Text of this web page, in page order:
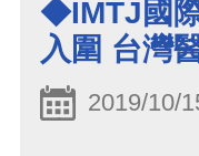
◆IMTJ國
入圍 台灣
2019/10/